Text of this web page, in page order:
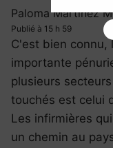
Paloma Martínez
Publié à 15 h 59
C'est bien connu,
importante
plusieurs
touchés est celui
Les infirmières
un chemin au